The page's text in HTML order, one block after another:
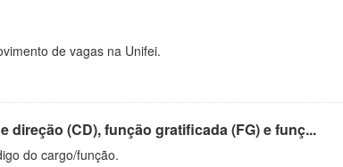
de vagas na Unifei.
direção (CD), função gratificada (FG) e funç...
do cargo/função.